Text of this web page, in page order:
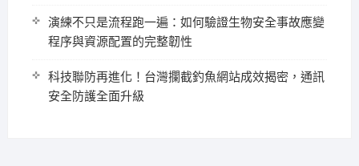
演練不只是流程跑一遍：如何驗證生物安全事故應變
程序與資源配置的完整韌性
科技聯防再進化！台灣攔截釣魚網站成效揭密，通訊
安全防護全面升級